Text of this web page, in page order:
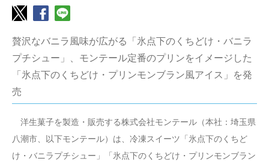
贅沢なバニラ風味が広がる「氷点下のくちどけ・バニラ
プチシュー」、モンテール定番のプリンをイメージした
「氷点下のくちどけ・プリンモンブラン風アイス」を発
売
洋生菓子を製造・販売する株式会社モンテール（本社：埼玉県
八潮市、以下モンテール）は、冷凍スイーツ「氷点下のくちど
け・バニラプチシュー」「氷点下のくちどけ・プリンモンブラン